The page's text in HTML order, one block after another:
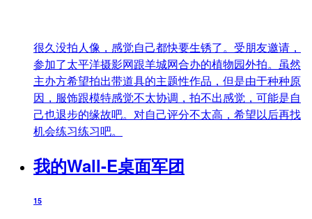
很久没拍人像，感觉自己都快要生锈了。受朋友邀请，
参加了太平洋摄影网跟羊城网合办的植物园外拍。虽然
主办方希望拍出带道具的主题性作品，但是由于种种原
因，服饰跟模特感觉不太协调，拍不出感觉，可能是自
己也退步的缘故吧。对自己评分不太高，希望以后再找
机会练习练习吧。
我的Wall-E桌面军团
15